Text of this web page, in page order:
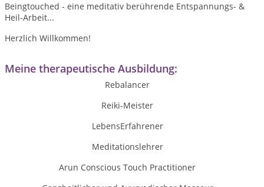
Beingtouched - eine meditativ berührende Entspannungs- &
Heil-Arbeit...
Herzlich Willkommen!
Meine therapeutische Ausbildung:
Rebalancer
Reiki-Meister
LebensErfahrener
Meditationslehrer
Arun Conscious Touch Practitioner